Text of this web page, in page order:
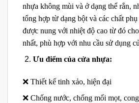
nhựa không mùi và ở dạng thể rắn,
tổng hợp từ dạng bột và các chất
được nung với nhiệt độ cao từ đó
nhất, phù hợp với nhu cầu sử dụng
Ưu điểm của cửa nhựa:
❌ Thiết kế tinh xảo, hiện đại
❌ Chống nước, chống mối mọt,